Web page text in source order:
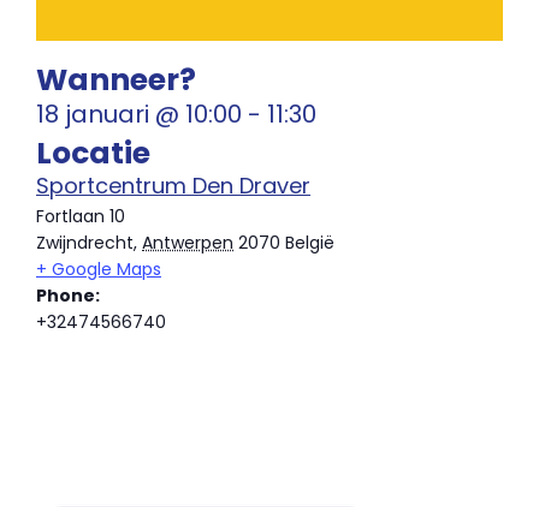
Wanneer?
18 januari @ 10:00 - 11:30
Locatie
Sportcentrum Den Draver
Fortlaan 10
Zwijndrecht, Antwerpen 2070 België
+ Google Maps
Phone:
+32474566740